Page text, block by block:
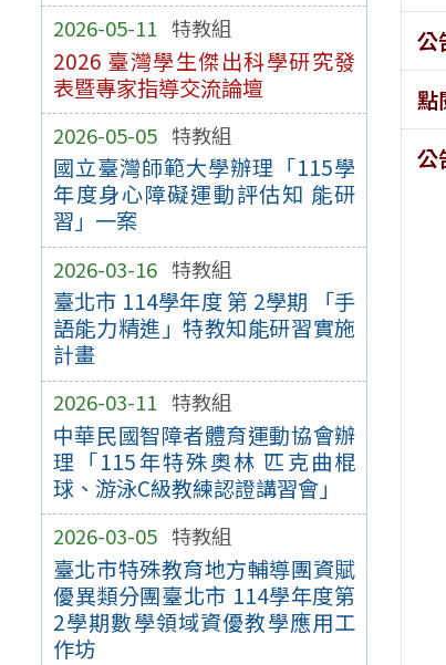
2026-05-11 特教組
2026 臺灣學生傑出科學研究發
表暨專家指導交流論壇
2026-05-05 特教組
國立臺灣師範大學辦理「115學
年度身心障礙運動評估知 能研
習」一案
2026-03-16 特教組
臺北市 114學年度 第 2學期 「手
語能力精進」特教知能研習實施
計畫
2026-03-11 特教組
中華民國智障者體育運動協會辦
理「115年特殊奧林 匹克曲棍
球、游泳C級教練認證講習會」
2026-03-05 特教組
臺北市特殊教育地方輔導團資賦
優異類分團臺北市 114學年度第
2學期數學領域資優教學應用工
作坊
公
點
公